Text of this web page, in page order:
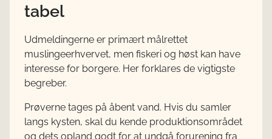
tabel
Udmeldingerne er primært målrettet
muslingeerhvervet, men fiskeri og høst kan have
interesse for borgere. Her forklares de vigtigste
begreber.
Prøverne tages på åbent vand. Hvis du samler
langs kysten, skal du kende produktionsområdet
og dets opland godt for at undgå forurening fra